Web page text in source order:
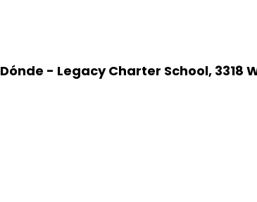
Dónde - Legacy Charter School, 3318